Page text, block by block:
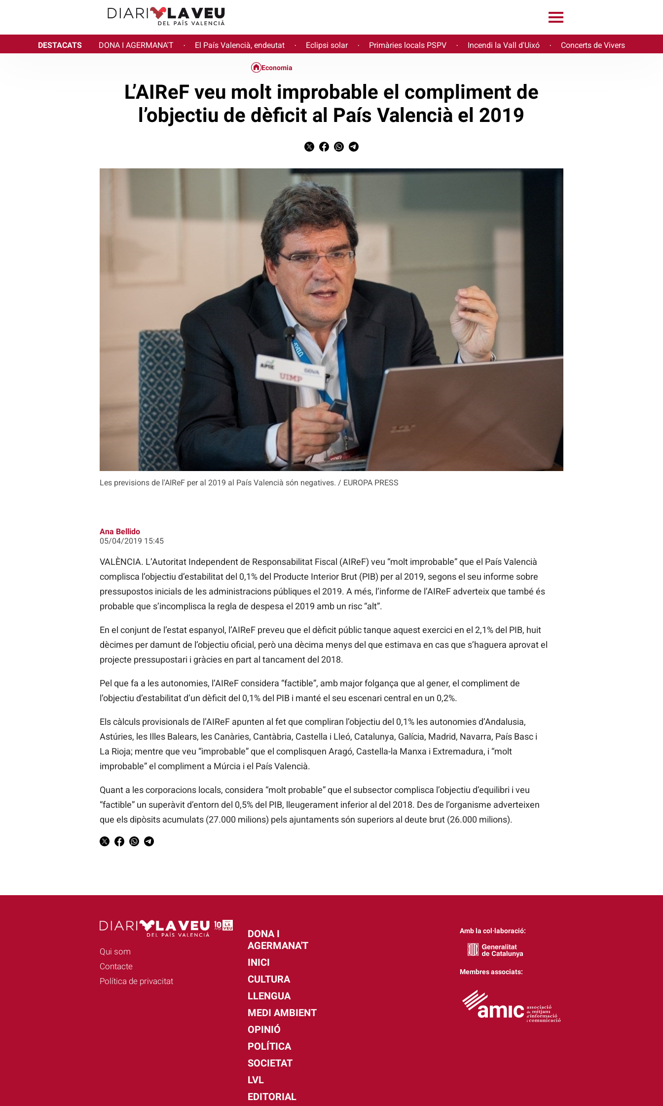
DESTACATS DONA I AGERMANA'T · El País Valencià, endeutat · Eclipsi solar · Primàries locals PSPV · Incendi la Vall d'Uixó · Concerts de Vivers
Les previsions de l'AIReF per al 2019 al País Valencià són negatives. / EUROPA PRESS
Economia
L’AIReF veu molt improbable el compliment de
l’objectiu de dèficit al País Valencià el 2019
Ana Bellido
05/04/2019 15:45
VALÈNCIA. L’Autoritat Independent de Responsabilitat Fiscal (AIReF) veu “molt improbable” que el País Valencià
complisca l’objectiu d’estabilitat del 0,1% del Producte Interior Brut (PIB) per al 2019, segons el seu informe sobre
pressupostos inicials de les administracions públiques el 2019. A més, l’informe de l’AIReF adverteix que també és
probable que s’incomplisca la regla de despesa el 2019 amb un risc “alt”.
En el conjunt de l’estat espanyol, l’AIReF preveu que el dèficit públic tanque aquest exercici en el 2,1% del PIB, huit
dècimes per damunt de l’objectiu oficial, però una dècima menys del que estimava en cas que s’haguera aprovat el
projecte pressupostari i gràcies en part al tancament del 2018.
Pel que fa a les autonomies, l’AIReF considera “factible”, amb major folgança que al gener, el compliment de
l’objectiu d’estabilitat d’un dèficit del 0,1% del PIB i manté el seu escenari central en un 0,2%.
Els càlculs provisionals de l’AIReF apunten al fet que compliran l’objectiu del 0,1% les autonomies d’Andalusia,
Astúries, les Illes Balears, les Canàries, Cantàbria, Castella i Lleó, Catalunya, Galícia, Madrid, Navarra, País Basc i
La Rioja; mentre que veu “improbable” que el complisquen Aragó, Castella-la Manxa i Extremadura, i “molt
improbable” el compliment a Múrcia i el País Valencià.
Quant a les corporacions locals, considera “molt probable” que el subsector complisca l’objectiu d’equilibri i veu
“factible” un superàvit d’entorn del 0,5% del PIB, lleugerament inferior al del 2018. Des de l’organisme adverteixen
que els dipòsits acumulats (27.000 milions) pels ajuntaments són superiors al deute brut (26.000 milions).
Qui som
Contacte
Política de privacitat
DONA I
AGERMANA'T
INICI
CULTURA
LLENGUA
MEDI AMBIENT
OPINIÓ
POLÍTICA
SOCIETAT
LVL
EDITORIAL
Amb la col·laboració:
Membres associats: